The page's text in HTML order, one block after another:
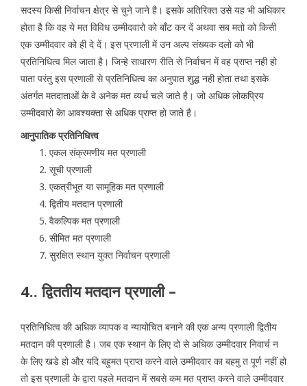
सदस्य किसी निर्वाचन क्षेत्र से चुने जाने है। इसके अतिरिक्त उसे यह भी अधिकार
होता है कि वह ये मत विविध उम्मीदवारो को बाँट कर दें अथवा सब मतो को किसी
एक उम्मीदवार को ही दे दें। इस प्रणाली में उन अल्प संख्यक दलो को भी
प्रतिनिधित्व मिल जाता है। जिन्हे साधारण रीति से निर्वाचन में वह प्राप्त नही हो
पाता परंतु इस प्रणाली से प्रतिनिधित्व का अनुपात शुद्ध नही होता तथा इसके
अंतर्गत मतदाताओं के वे अनेक मत व्यर्थ चले जाते है। जो अधिक लोकप्रिय
उम्मीदवारो केा आवश्यक्ता से अधिक प्राप्त हो जाते है।
आनुपातिक प्रतिनिधित्त्व
एकल संक्रमणीय मत प्रणाली
सूची प्रणाली
एकत्रीभूत या सामूहिक मत प्रणाली
द्वितीय मतदान प्रणाली
वैकल्पिक मत प्रणाली
सीमित मत प्रणाली
सुरक्षित स्थान युक्त निर्वाचन प्रणाली
4.. द्विततीय मतदान प्रणाली –
प्रतिनिधित्व की अधिक व्यापक व न्यायोचित बनाने की एक अन्य प्रणाली द्वितीय
मतदान की प्रणाली है। जब एक स्थान के लिए दो से अधिक उम्मीदवार निवार्च न
के लिए खडे हो और यदि बहुमत प्राप्त करने वाले उम्मीदवार का बहमु त पूर्ण नहीं हो
तो इस प्रणाली के द्वारा पहले मतदान में सबसे कम मत प्राप्त करने वाले उम्मीदवार